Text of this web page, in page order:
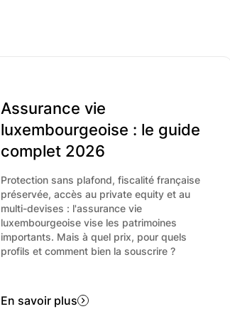
de la part de ses
Assurance vie
luxembourgeoise : le guide
complet 2026
Protection sans plafond, fiscalité française
préservée, accès au private equity et au
multi-devises : l'assurance vie
luxembourgeoise vise les patrimoines
importants. Mais à quel prix, pour quels
profils et comment bien la souscrire ?
En savoir plus